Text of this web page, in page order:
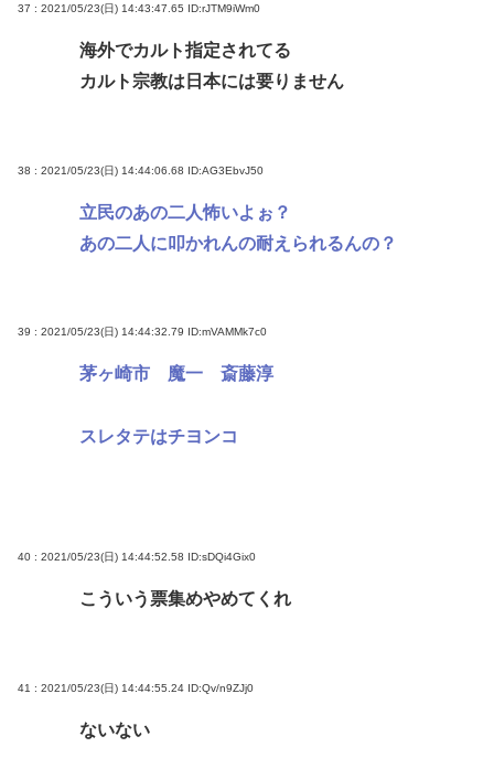
37 : 2021/05/23(日) 14:43:47.65 ID:rJTM9iWm0
海外でカルト指定されてる
カルト宗教は日本には要りません
38 : 2021/05/23(日) 14:44:06.68 ID:AG3EbvJ50
立民のあの二人怖いよぉ？
あの二人に叩かれんの耐えられるんの？
39 : 2021/05/23(日) 14:44:32.79 ID:mVAMMk7c0
茅ヶ崎市 魔一 斎藤淳
スレタテはチヨンコ
40 : 2021/05/23(日) 14:44:52.58 ID:sDQi4Gix0
こういう票集めやめてくれ
41 : 2021/05/23(日) 14:44:55.24 ID:Qv/n9ZJj0
ないない